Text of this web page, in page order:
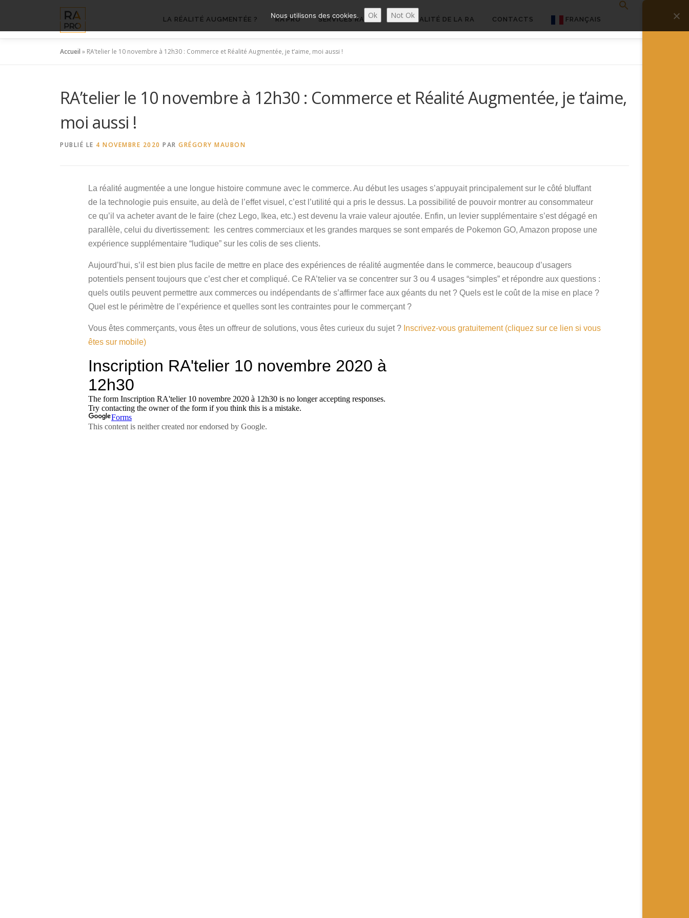
contenu
LA RÉALITÉ AUGMENTÉE ? RA’PRO SERVICES RA’PRO ACTUALITÉ DE LA RA CONTACTS FRANÇAIS
Deutsch
Accueil » RA’telier le 10 novembre à 12h30 : Commerce et Réalité Augmentée, je t’aime, moi aussi !
RA’telier le 10 novembre à 12h30 : Commerce et Réalité Augmentée, je t’aime,
moi aussi !
PUBLIÉ LE 4 NOVEMBRE 2020 PAR GRÉGORY MAUBON
La réalité augmentée a une longue histoire commune avec le commerce. Au début les usages s’appuyait principalement sur le côté bluffant
de la technologie puis ensuite, au delà de l’effet visuel, c’est l’utilité qui a pris le dessus. La possibilité de pouvoir montrer au consommateur
ce qu’il va acheter avant de le faire (chez Lego, Ikea, etc.) est devenu la vraie valeur ajoutée. Enfin, un levier supplémentaire s’est dégagé en
parallèle, celui du divertissement: les centres commerciaux et les grandes marques se sont emparés de Pokemon GO, Amazon propose une
expérience supplémentaire “ludique” sur les colis de ses clients.
Aujourd’hui, s’il est bien plus facile de mettre en place des expériences de réalité augmentée dans le commerce, beaucoup d’usagers
potentiels pensent toujours que c’est cher et compliqué. Ce RA’telier va se concentrer sur 3 ou 4 usages “simples” et répondre aux questions :
quels outils peuvent permettre aux commerces ou indépendants de s’affirmer face aux géants du net ? Quels est le coût de la mise en place ?
Quel est le périmètre de l’expérience et quelles sont les contraintes pour le commerçant ?
Vous êtes commerçants, vous êtes un offreur de solutions, vous êtes curieux du sujet ? Inscrivez-vous gratuitement (cliquez sur ce lien si vous
êtes sur mobile)
Nous utilisons des cookies. Ok Not Ok